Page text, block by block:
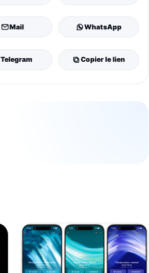
Mail WhatsApp
Telegram Copier le lien